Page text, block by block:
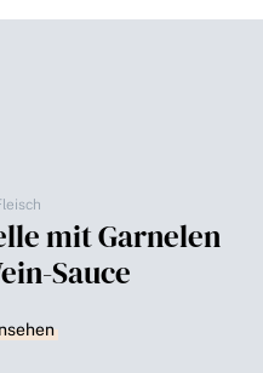
mit Garnelen
Sauce